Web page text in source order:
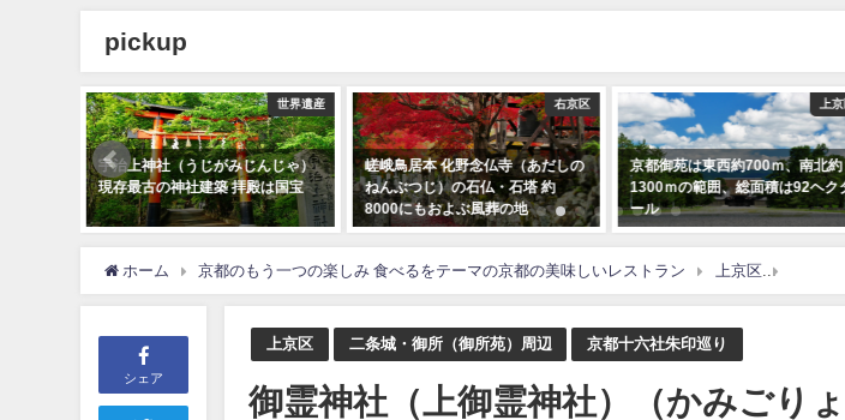
pickup
世界遺産
みじんじゃ）
拝殿は国宝
右京区
嵯峨鳥居本 化野念仏寺（あだしの
ねんぶつじ）の石仏・石塔 約
8000にもおよぶ風葬の地
上京区
京都御苑は東西約700ｍ、南北約
1300ｍの範囲、総面積は92ヘクタ
ール
東寺（とうじ）奈良時代
壮な伽藍が見どころ
ホーム 京都のもう一つの楽しみ 食べるをテーマの京都の美味しいレストラン 上京区
シェア
上京区 二条城・御所（御所苑）周辺 京都十六社朱印巡り
御霊神社（上御霊神社）（かみごり